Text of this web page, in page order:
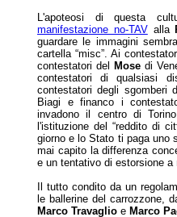
L'apoteosi di questa
manifestazione no-TAValla
guardare le immagini
cartella “misc”. Ai
contestatori del
Mosedi
contestatori di qualsiasi
contestatori degli sgomberi
Biagi e financo i
invadono il centro di
l'istituzione del “reddito di
giorno e lo Stato ti paga uno
mai capito la differenza
e un tentativo di estorsione a
Il tutto condito da un
le ballerine del carrozzone,
Marco Travaglio e Marco